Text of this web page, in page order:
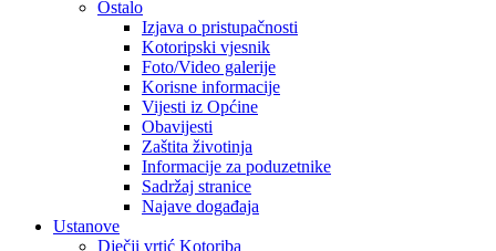
Ostalo
Izjava o pristupačnosti
Kotoripski vjesnik
Foto/Video galerije
Korisne informacije
Vijesti iz Općine
Obavijesti
Zaštita životinja
Informacije za poduzetnike
Sadržaj stranice
Najave događaja
Ustanove
Dječji vrtić Kotoriba